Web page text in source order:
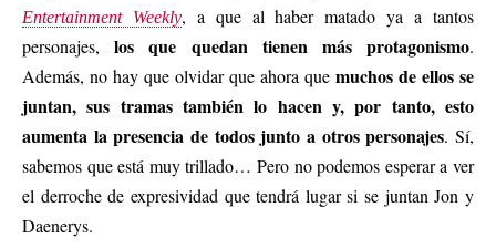
Entertainment Weekly, a que al haber matado ya a tantos
personajes,los que quedan tienen más protagonismo.
Además, no hay que olvidar que ahora que muchos de ellos se
juntan, sus tramas también lo hacen y, por tanto, esto
aumenta la presencia de todos junto a otros personajes. Sí,
sabemos que está muy trillado… Pero no podemos esperar a ver
el derroche de expresividad que tendrá lugar si se juntan Jon y
Daenerys.